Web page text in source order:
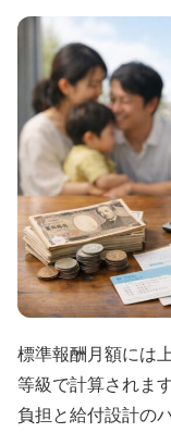
標準報酬月額には
等級で計算されま
負担と給付設計の